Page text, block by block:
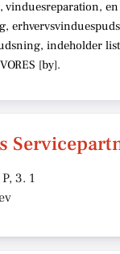
vinduesreparation,
indeholder
[by].
3. 1